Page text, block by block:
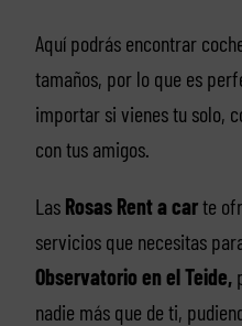
Aquí podrás encontrar
tamaños, por lo que es
importar si vienes tu solo,
con tus amigos.
LasRosas Rent a carte
servicios que necesitas
Observatorio en el Teide,
nadie más que de ti,